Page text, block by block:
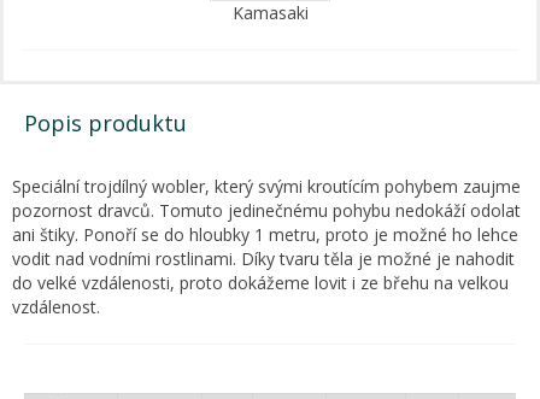
Kamasaki
Popis produktu
Speciální trojdílný wobler, který svými kroutícím pohybem zaujme
pozornost dravců. Tomuto jedinečnému pohybu nedokáží odolat
ani štiky. Ponoří se do hloubky 1 metru, proto je možné ho lehce
vodit nad vodními rostlinami. Díky tvaru těla je možné je nahodit
do velké vzdálenosti, proto dokážeme lovit i ze břehu na velkou
vzdálenost.